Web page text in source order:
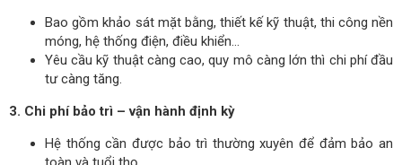
Bao gồm khảo sát mặt bằng, thiết kế kỹ thuật, thi công nền
móng, hệ thống điện, điều khiển…
Yêu cầu kỹ thuật càng cao, quy mô càng lớn thì chi phí đầu
tư càng tăng.
3. Chi phí bảo trì – vận hành định kỳ
Hệ thống cần được bảo trì thường xuyên để đảm bảo an